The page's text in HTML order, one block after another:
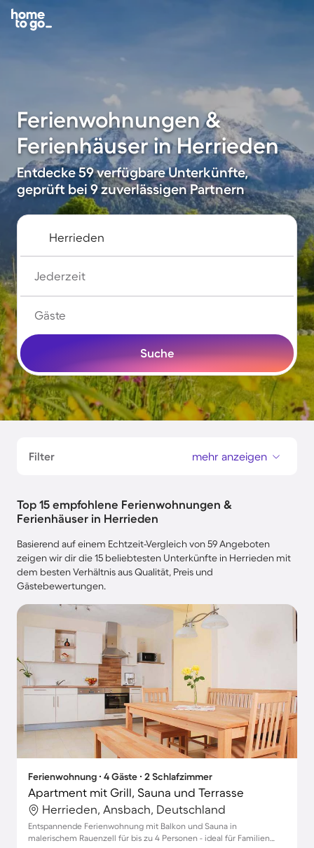
Ferienwohnungen &
Ferienhäuser in Herrieden
Entdecke 59 verfügbare Unterkünfte,
geprüft bei 9 zuverlässigen Partnern
Jederzeit
Gäste
Suche
Filter mehr anzeigen
Top 15 empfohlene Ferienwohnungen &
Ferienhäuser in Herrieden
Basierend auf einem Echtzeit-Vergleich von 59 Angeboten
zeigen wir dir die 15 beliebtesten Unterkünfte in Herrieden mit
dem besten Verhältnis aus Qualität, Preis und
Gästebewertungen.
Ferienwohnung ∙ 4 Gäste ∙ 2 Schlafzimmer
Apartment mit Grill, Sauna und Terrasse
Herrieden, Ansbach, Deutschland
Entspannende Ferienwohnung mit Balkon und Sauna in
malerischem Rauenzell für bis zu 4 Personen - ideal für Familien